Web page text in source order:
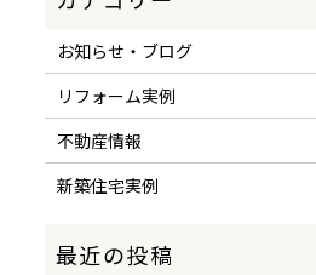
お知らせ・ブログ
リフォーム実例
不動産情報
新築住宅実例